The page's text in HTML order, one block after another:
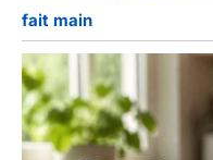
fait main